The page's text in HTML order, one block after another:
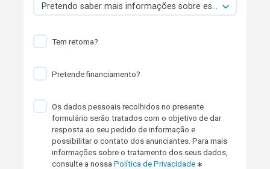
Pretendo saber mais informações sobre esta viatura.
Tem retoma?
Pretende financiamento?
Os dados pessoais recolhidos no presente
formulário serão tratados com o objetivo de dar
resposta ao seu pedido de informação e
possibilitar o contato dos anunciantes. Para mais
informações sobre o tratamento dos seus dados,
consulte a nossaPolítica de Privacidade